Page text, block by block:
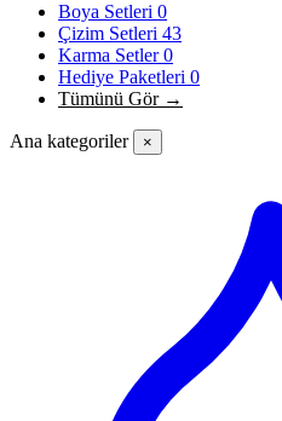
Boya Setleri 0
Çizim Setleri 43
Karma Setler0
Hediye Paketleri 0
Tümünü Gör →
Ana kategoriler ×